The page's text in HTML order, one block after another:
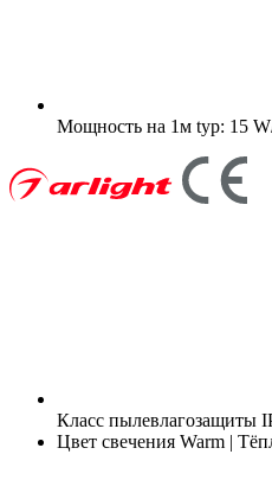
Мощность на 1м typ: 15
Класс пылевлагозащиты
Цвет свечения Warm |